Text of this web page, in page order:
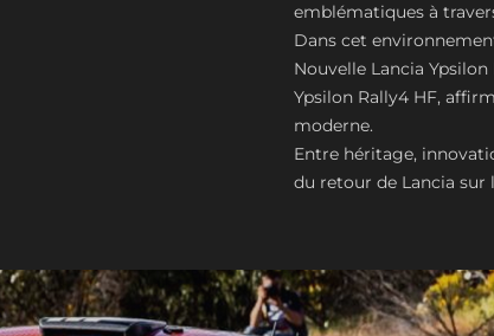
emblématiques à
Dans cet
Nouvelle Lancia
Ypsilon Rally4 HF,
moderne.
Entre héritage,
du retour de Lancia